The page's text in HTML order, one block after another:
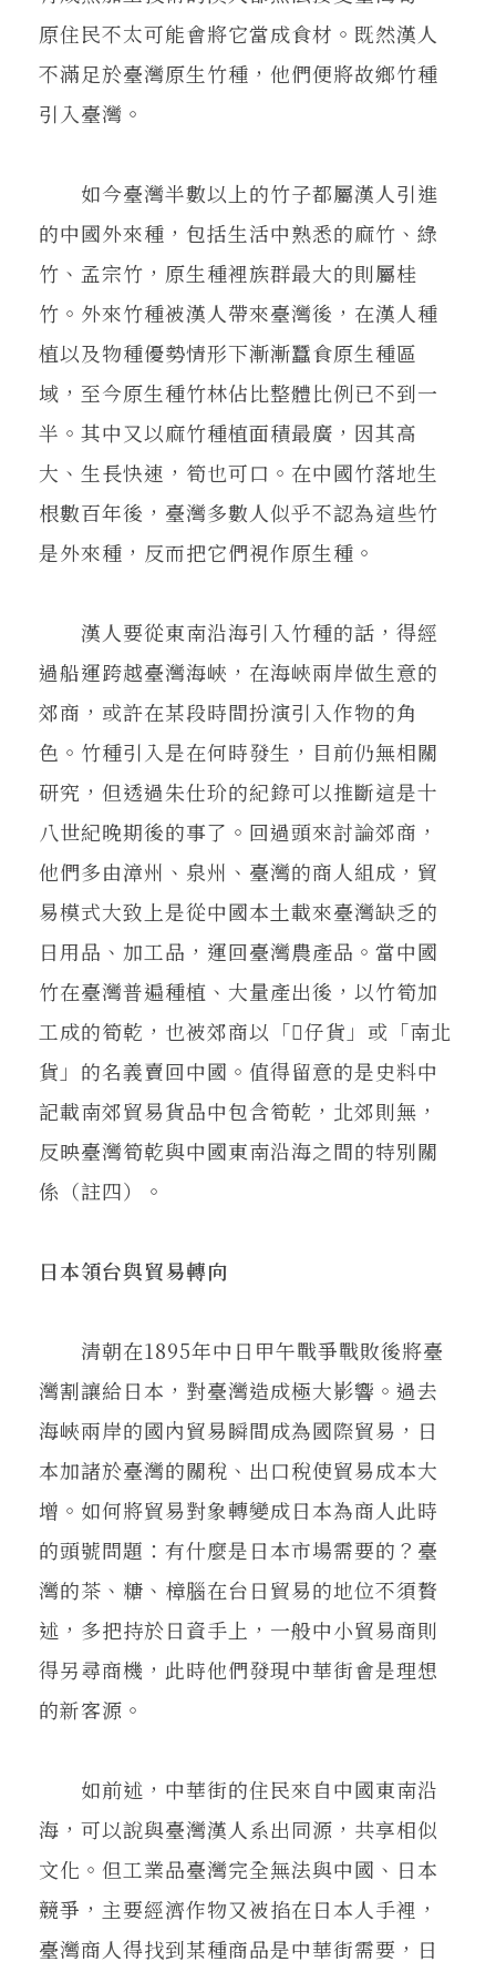
原住民不太可能會將它當成食材。既然漢人
不滿足於臺灣原生竹種，他們便將故鄉竹種
引入臺灣。
如今臺灣半數以上的竹子都屬漢人引進
的中國外來種，包括生活中熟悉的麻竹、綠
竹、孟宗竹，原生種裡族群最大的則屬桂
竹。外來竹種被漢人帶來臺灣後，在漢人種
植以及物種優勢情形下漸漸蠶食原生種區
域，至今原生種竹林佔比整體比例已不到一
半。其中又以麻竹種植面積最廣，因其高
大、生長快速，筍也可口。在中國竹落地生
根數百年後，臺灣多數人似乎不認為這些竹
是外來種，反而把它們視作原生種。
漢人要從東南沿海引入竹種的話，得經
過船運跨越臺灣海峽，在海峽兩岸做生意的
郊商，或許在某段時間扮演引入作物的角
色。竹種引入是在何時發生，目前仍無相關
研究，但透過朱仕玠的紀錄可以推斷這是十
八世紀晚期後的事了。回過頭來討論郊商，
他們多由漳州、泉州、臺灣的商人組成，貿
易模式大致上是從中國本土載來臺灣缺乏的
日用品、加工品，運回臺灣農產品。當中國
竹在臺灣普遍種植、大量產出後，以竹筍加
工成的筍乾，也被郊商以「𥴊仔貨」或「南北
貨」的名義賣回中國。值得留意的是史料中
記載南郊貿易貨品中包含筍乾，北郊則無，
反映臺灣筍乾與中國東南沿海之間的特別關
係（註四）。
日本領台與貿易轉向
清朝在1895年中日甲午戰爭戰敗後將臺
灣割讓給日本，對臺灣造成極大影響。過去
海峽兩岸的國內貿易瞬間成為國際貿易，日
本加諸於臺灣的關稅、出口稅使貿易成本大
增。如何將貿易對象轉變成日本為商人此時
的頭號問題：有什麼是日本市場需要的？臺
灣的茶、糖、樟腦在台日貿易的地位不須贅
述，多把持於日資手上，一般中小貿易商則
得另尋商機，此時他們發現中華街會是理想
的新客源。
如前述，中華街的住民來自中國東南沿
海，可以說與臺灣漢人系出同源，共享相似
文化。但工業品臺灣完全無法與中國、日本
競爭，主要經濟作物又被掐在日本人手裡，
臺灣商人得找到某種商品是中華街需要，日